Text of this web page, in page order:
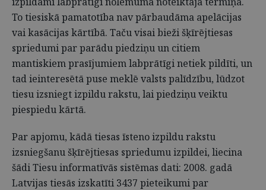
To tiesiskā pamatotība nav pārbaudāma apelācijas
vai kasācijas kārtībā. Taču visai bieži šķīrējtiesas
spriedumi par parādu piedziņu un citiem
mantiskiem prasījumiem labprātīgi netiek pildīti, un
tad ieinteresētā puse meklē valsts palīdzību, lūdzot
tiesu izsniegt izpildu rakstu, lai piedziņu veiktu
piespiedu kārtā.
Par apjomu, kādā tiesas īsteno izpildu rakstu
izsniegšanu šķīrējtiesas spriedumu izpildei, liecina
šādi Tiesu informatīvās sistēmas dati: 2008. gadā
Latvijas tiesās izskatīti 3437 pieteikumi par